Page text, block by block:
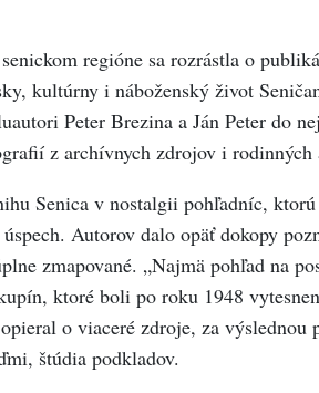
regióne sa rozrástla o
kultúrny i náboženský život
Peter Brezina a Ján Peter do
z archívnych zdrojov i rodinných
Senica v nostalgii pohľadníc,
Autorov dalo opäť dokopy
zmapované. „Najmä pohľad na
ktoré boli po roku 1948
o viaceré zdroje, za výslednou
štúdia podkladov.